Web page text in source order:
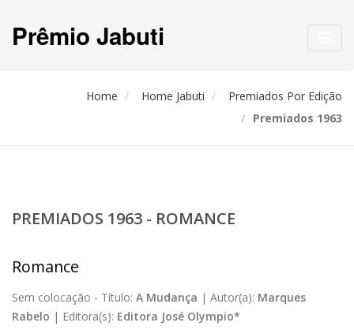
Prêmio Jabuti
Home Home Jabuti
Premiados Por Edição
Premiados 1963
PREMIADOS 1963 - ROMANCE
Romance
Sem colocação - Título: A Mudança | Autor(a): Marques
Rabelo | Editora(s): Editora José Olympio*